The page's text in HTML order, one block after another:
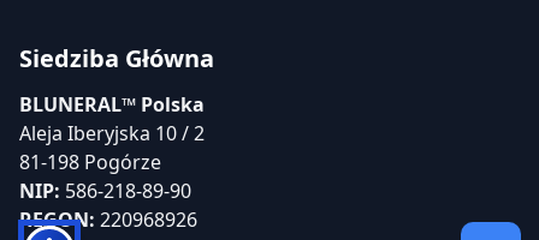
Siedziba Główna
BLUNERAL™ Polska
Aleja Iberyjska 10 / 2
81-198 Pogórze
NIP: 586-218-89-90
REGON: 220968926